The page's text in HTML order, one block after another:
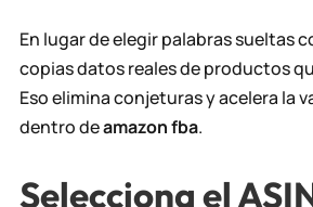
En lugar de elegir palabras sueltas
copias datos reales de productos
Eso elimina conjeturas y acelera la
dentro deamazon fba.
Selecciona el